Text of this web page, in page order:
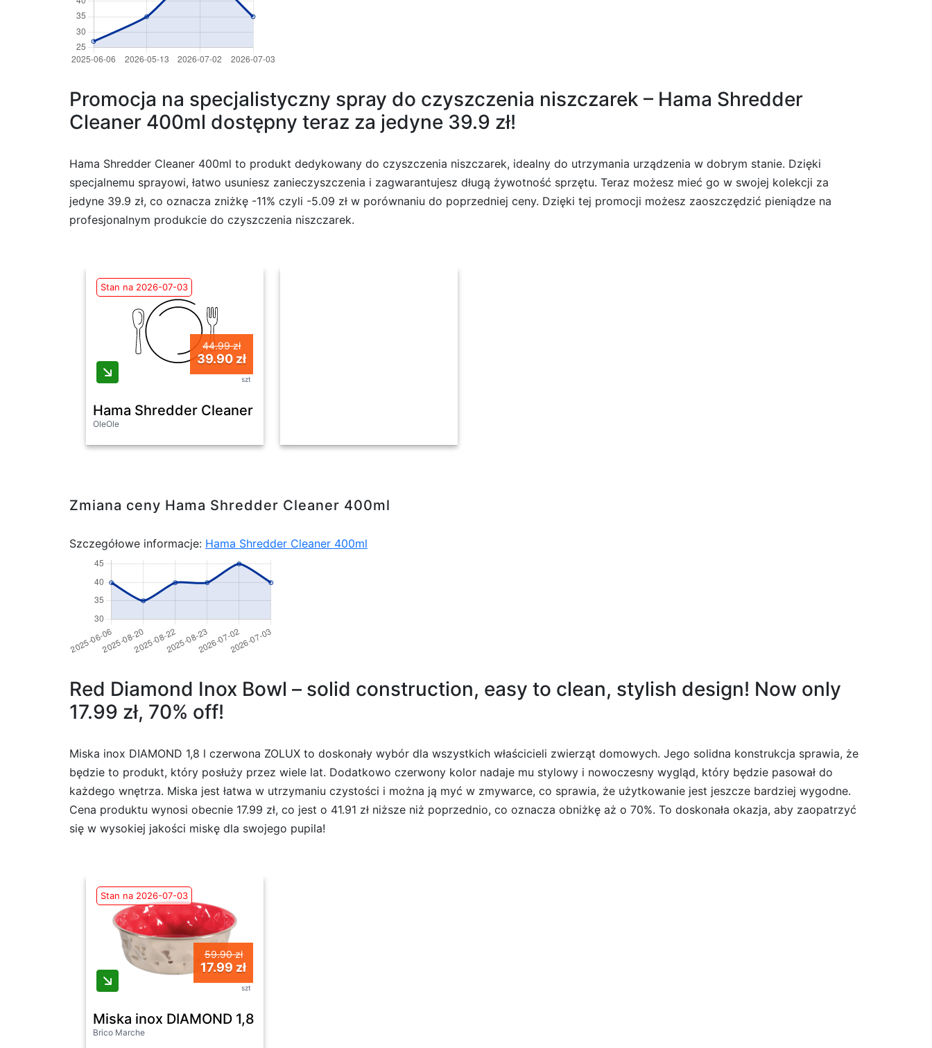
Promocja na specjalistyczny spray do czyszczenia niszczarek – Hama Shredder
Cleaner 400ml dostępny teraz za jedyne 39.9 zł!
Hama Shredder Cleaner 400ml to produkt dedykowany do czyszczenia niszczarek, idealny do utrzymania urządzenia w dobrym stanie. Dzięki
specjalnemu sprayowi, łatwo usuniesz zanieczyszczenia i zagwarantujesz długą żywotność sprzętu. Teraz możesz mieć go w swojej kolekcji za
jedyne 39.9 zł, co oznacza zniżkę -11% czyli -5.09 zł w porównaniu do poprzedniej ceny. Dzięki tej promocji możesz zaoszczędzić pieniądze na
profesjonalnym produkcie do czyszczenia niszczarek.
Stan na 2026-07-03
44.99 zł
39.90 zł
szt
Hama Shredder Cleaner 400ml
OleOle
Zmiana ceny Hama Shredder Cleaner 400ml
Szczegółowe informacje: Hama Shredder Cleaner 400ml
Red Diamond Inox Bowl – solid construction, easy to clean, stylish design! Now only
17.99 zł, 70% off!
Miska inox DIAMOND 1,8 l czerwona ZOLUX to doskonały wybór dla wszystkich właścicieli zwierząt domowych. Jego solidna konstrukcja sprawia, że
będzie to produkt, który posłuży przez wiele lat. Dodatkowo czerwony kolor nadaje mu stylowy i nowoczesny wygląd, który będzie pasował do
każdego wnętrza. Miska jest łatwa w utrzymaniu czystości i można ją myć w zmywarce, co sprawia, że użytkowanie jest jeszcze bardziej wygodne.
Cena produktu wynosi obecnie 17.99 zł, co jest o 41.91 zł niższe niż poprzednio, co oznacza obniżkę aż o 70%. To doskonała okazja, aby zaopatrzyć
się w wysokiej jakości miskę dla swojego pupila!
Stan na 2026-07-03
59.90 zł
17.99 zł
szt
Miska inox DIAMOND 1,8 l czerwona ZOLUX
Brico Marche